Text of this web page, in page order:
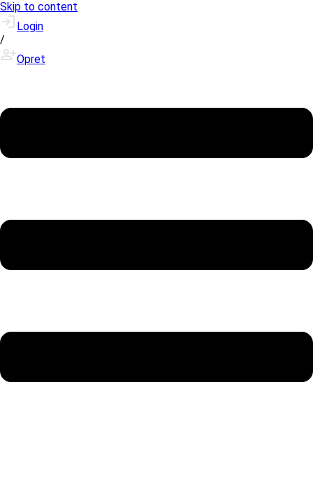
Skip to content
Login
/
Opret